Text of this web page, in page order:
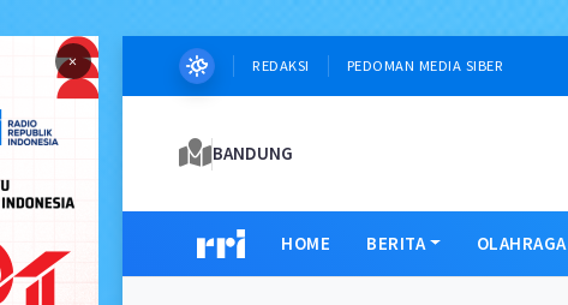
× REDAKSI PEDOMAN MEDIA SIBER
BANDUNG
HOME BERITA OLAHRAGA